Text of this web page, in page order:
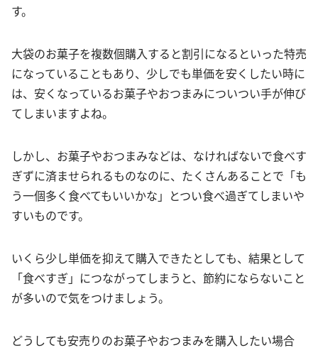
す。
大袋のお菓子を複数個購入すると割引になるといった特売
になっていることもあり、少しでも単価を安くしたい時に
は、安くなっているお菓子やおつまみについつい手が伸び
てしまいますよね。
しかし、お菓子やおつまみなどは、なければないで食べす
ぎずに済ませられるものなのに、たくさんあることで「も
う一個多く食べてもいいかな」とつい食べ過ぎてしまいや
すいものです。
いくら少し単価を抑えて購入できたとしても、結果として
「食べすぎ」につながってしまうと、節約にならないこと
が多いので気をつけましょう。
どうしても安売りのお菓子やおつまみを購入したい場合